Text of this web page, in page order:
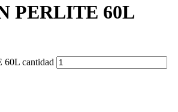
PERLITE 60L
cantidad